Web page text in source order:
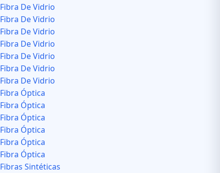
Fibra De Vidrio
Fibra De Vidrio
Fibra De Vidrio
Fibra De Vidrio
Fibra De Vidrio
Fibra De Vidrio
Fibra De Vidrio
Fibra Óptica
Fibra Óptica
Fibra Óptica
Fibra Óptica
Fibra Óptica
Fibra Óptica
Fibras Sintéticas